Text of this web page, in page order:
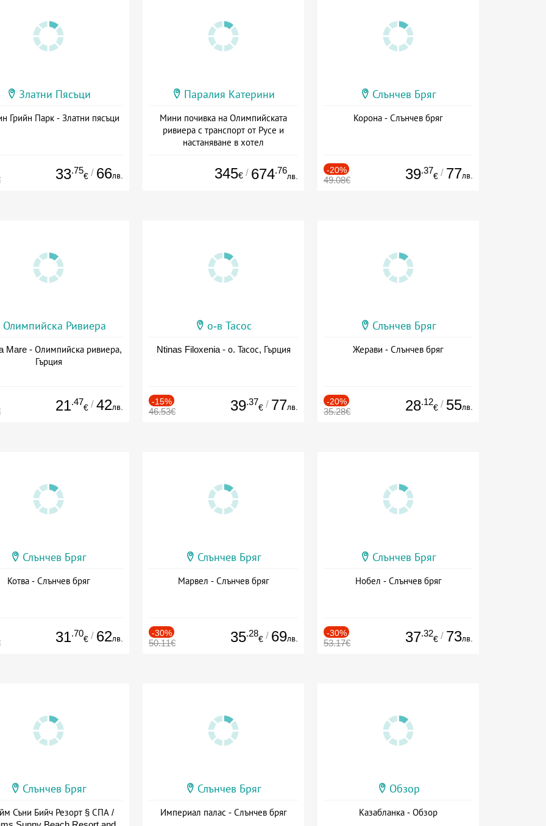
Златни Пясъци
Грийн Парк - Златни пясъци
33.75
€ / 66лв.
Паралия Катерини
Мини почивка на Олимпийската
ривиера с транспорт от Русе и
настаняване в хотел
345€ / 674.76
лв.
Слънчев Бряг
Корона - Слънчев бряг
-20%
49.08€ 39.37
€ / 77лв.
Олимпийска Ривиера
Mare - Олимпийска ривиера,
Гърция
21.47
€ / 42лв.
о-в Тасос
Ntinas Filoxenia - о. Тасос, Гърция
-15%
46.53€ 39.37
€ / 77лв.
Слънчев Бряг
Жерави - Слънчев бряг
-20%
35.28€ 28.12
€ / 55лв.
Слънчев Бряг
Котва - Слънчев бряг
31.70
€ / 62лв.
Слънчев Бряг
Марвел - Слънчев бряг
-30%
50.11€ 35.28
€ / 69лв.
Слънчев Бряг
Нобел - Слънчев бряг
-30%
53.17€ 37.32
€ / 73лв.
Слънчев Бряг
Съни Бийч Резорт § СПА /
Слънчев Бряг
Империал палас - Слънчев бряг
Обзор
Казабланка - Обзор